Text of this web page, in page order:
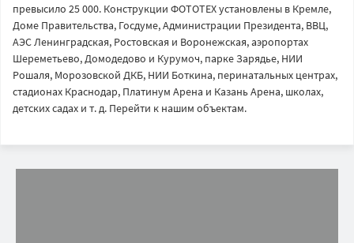
превысило 25 000. Конструкции ФОТОТЕХ установлены в Кремле,
Доме Правительства, Госдуме, Администрации Президента, ВВЦ,
АЭС Ленинградская, Ростовская и Воронежская, аэропортах
Шереметьево, Домодедово и Курумоч, парке Зарядье, НИИ
Рошаля, Морозовской ДКБ, НИИ Боткина, перинатальных центрах,
стадионах Краснодар, Платинум Арена и Казань Арена, школах,
детских садах и т. д. Перейти к нашим объектам.